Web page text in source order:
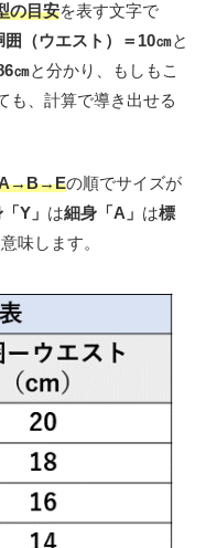
の目安を表す文字で
（ウエスト）＝10㎝と
㎝と分かり、もしもこ
も、計算で導き出せる
の順でサイズが
Y」 は細身「 A」 は標
味します。